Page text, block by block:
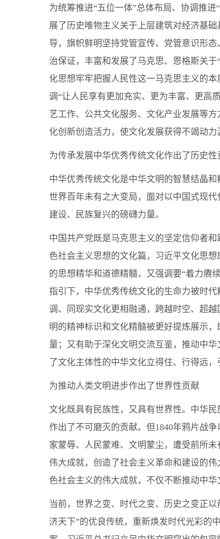
为统筹推进“五位一体”总体布局、协调推
展了历史唯物主义关于上层建筑对经济基
导，旗帜鲜明坚持党管宣传、党管意识形
治保证，丰富和发展了马克思、恩格斯关
化思想牢牢把握人民性这一马克思主义的
调“让人民享有更加充实、更为丰富、更高
艺工作、公共文化服务、文化产业发展等
化创新创造活力，使文化发展获得不竭动力
为传承发展中华优秀传统文化作出了历史性
中华优秀传统文化是中华文明的智慧结晶
世界百年未有之大变局，面对以中国式现
建设、民族复兴的磅礴力量。
中国共产党既是马克思主义的坚定信仰者
色社会主义思想的文化篇，习近平文化思
的思想精华和道德精髓，又强调要“着力赓
指引下，中华优秀传统文化的生命力被时
调、同现实文化更相融通，跨越时空、超
明的精神标识和文化精髓被更好提炼展示
量；又有助于深化文明交流互鉴，推动中
了文化主体性的中华文化立得住、行得远
为推动人类文明进步作出了世界性贡献
文化既具有民族性，又具有世界性。中华
作出了不可磨灭的贡献。但1840年鸦片战
家蒙辱、人民蒙难、文明蒙尘，遭受前所
伟大成就，创造了社会主义革命和建设的
色社会主义的伟大成就，不仅不断推动中
当前，世界之变、时代之变、历史之变正
济天下”的优良传统，重新焕发时代光彩的